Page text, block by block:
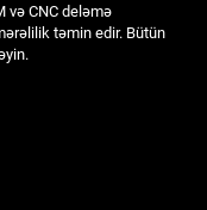
və CNC deləmə
təmin edir. Bütün